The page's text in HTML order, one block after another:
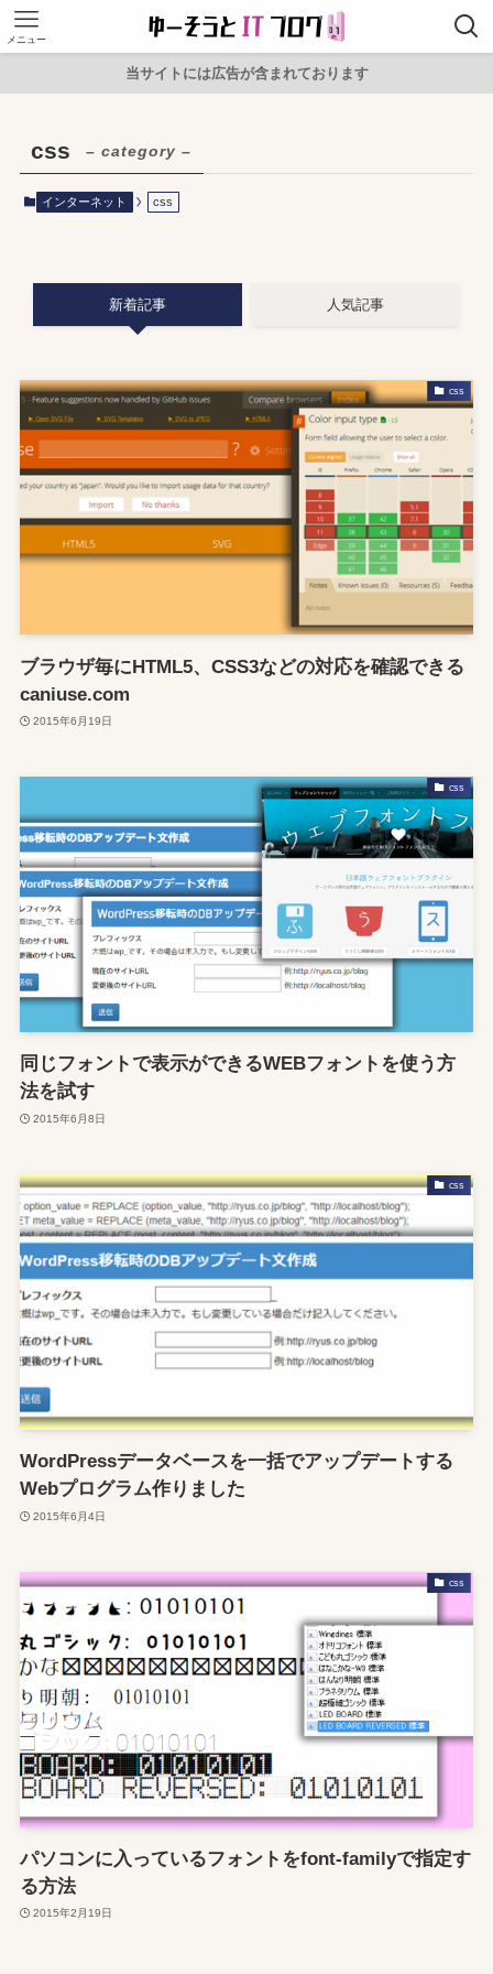
メニュー
当サイトには広告が含まれております
css – category –
インターネット css
新着記事 人気記事
css
ブラウザ毎にHTML5、CSS3などの対応を確認できる
caniuse.com
2015年6月19日
css
同じフォントで表示ができるWEBフォントを使う方
法を試す
2015年6月8日
css
WordPressデータベースを一括でアップデートする
Webプログラム作りました
2015年6月4日
css
パソコンに入っているフォントをfont-familyで指定す
る方法
2015年2月19日